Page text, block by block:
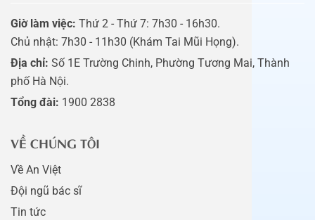
Giờ làm việc: Thứ 2 - Thứ 7: 7h30 - 16h30.
Chủ nhật: 7h30 - 11h30 (Khám Tai Mũi Họng).
Địa chỉ: Số 1E Trường Chinh, Phường Tương Mai, Thành
phố Hà Nội.
Tổng đài: 1900 2838
VỀ CHÚNG TÔI
Về An Việt
Đội ngũ bác sĩ
Tin tức